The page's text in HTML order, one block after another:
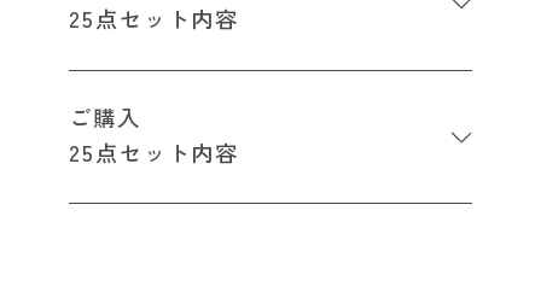
25点セット内容
ご購入
25点セット内容